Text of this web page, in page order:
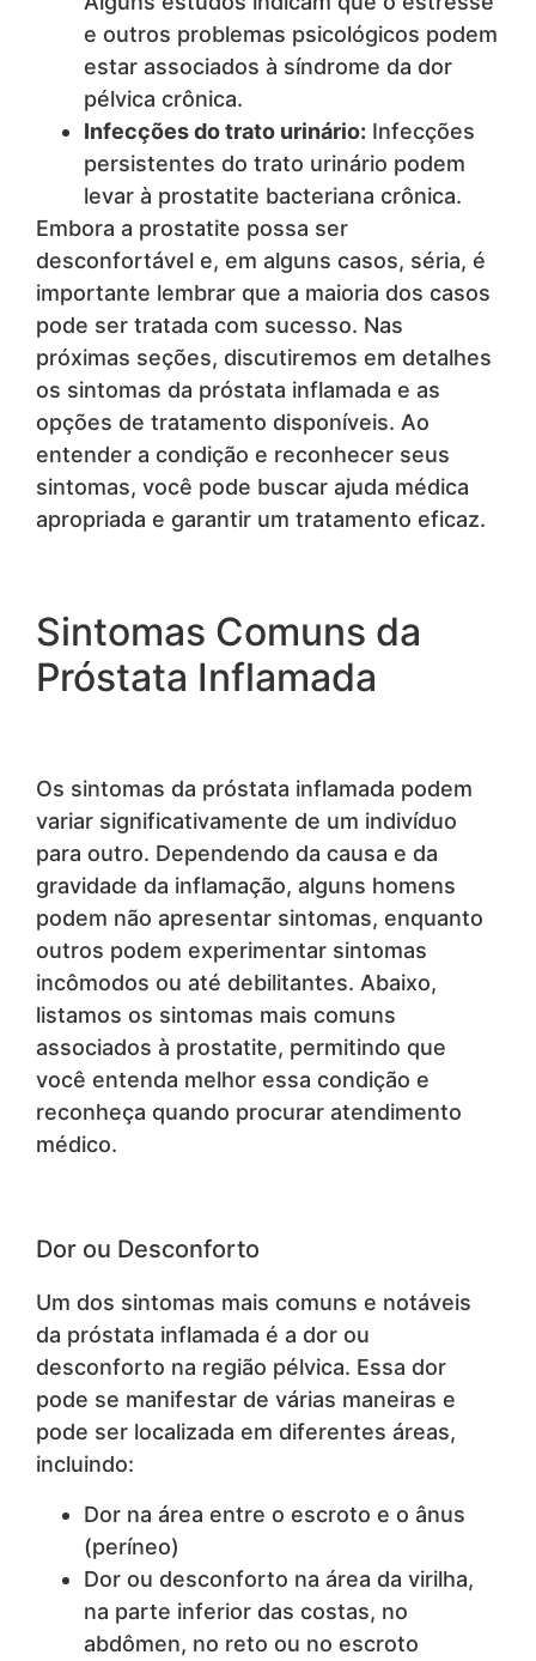
e outros problemas psicológicos podem
estar associados à síndrome da dor
pélvica crônica.
Infecções do trato urinário: Infecções
persistentes do trato urinário podem
levar à prostatite bacteriana crônica.
Embora a prostatite possa ser
desconfortável e, em alguns casos, séria, é
importante lembrar que a maioria dos casos
pode ser tratada com sucesso. Nas
próximas seções, discutiremos em detalhes
os sintomas da próstata inflamada e as
opções de tratamento disponíveis. Ao
entender a condição e reconhecer seus
sintomas, você pode buscar ajuda médica
apropriada e garantir um tratamento eficaz.
Sintomas Comuns da
Próstata Inflamada
Os sintomas da próstata inflamada podem
variar significativamente de um indivíduo
para outro. Dependendo da causa e da
gravidade da inflamação, alguns homens
podem não apresentar sintomas, enquanto
outros podem experimentar sintomas
incômodos ou até debilitantes. Abaixo,
listamos os sintomas mais comuns
associados à prostatite, permitindo que
você entenda melhor essa condição e
reconheça quando procurar atendimento
médico.
Dor ou Desconforto
Um dos sintomas mais comuns e notáveis
da próstata inflamada é a dor ou
desconforto na região pélvica. Essa dor
pode se manifestar de várias maneiras e
pode ser localizada em diferentes áreas,
incluindo:
Dor na área entre o escroto e o ânus
(períneo)
Dor ou desconforto na área da virilha,
na parte inferior das costas, no
abdômen, no reto ou no escroto